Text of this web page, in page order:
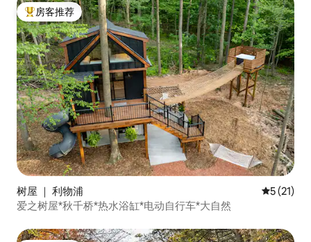
热门「房客推荐」
房客推荐
树屋 ｜ 利物浦 平均评分
5 (21)
爱之树屋*秋千桥*热水浴缸*电动自行车*大自然